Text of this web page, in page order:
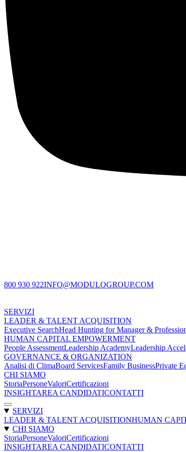
800 930 922INFO@MODULOGROUP.COM
SERVIZI
LEADER & TALENT ACQUISITION
Executive SearchHead Hunting for Manager &
HUMAN CAPITAL EMPOWERMENT
People AssessmentLeadership AcademyLeadership
GOVERNANCE & ORGANIZATION
Analisi di ClimaBoard ServicesFamily BusinessPrivate
CHI SIAMO
StoriaPersoneValoriCertificazioni
INSIGHTAREA CANDIDATICONTATTI
SERVIZI
LEADER & TALENT ACQUISITIONHUMAN
CHI SIAMO
StoriaPersoneValoriCertificazioni
INSIGHTAREA CANDIDATICONTATTI